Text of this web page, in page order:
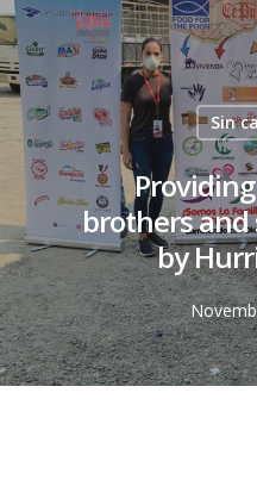
Sin
brothers
by